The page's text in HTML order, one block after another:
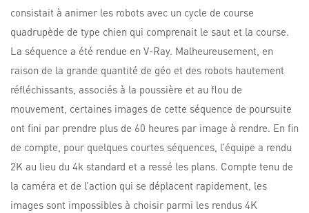
consistait à animer les robots avec un cycle de course
quadrupède de type chien qui comprenait le saut et la course.
La séquence a été rendue en V-Ray. Malheureusement, en
raison de la grande quantité de géo et des robots hautement
réfléchissants, associés à la poussière et au flou de
mouvement, certaines images de cette séquence de poursuite
ont fini par prendre plus de 60 heures par image à rendre. En fin
de compte, pour quelques courtes séquences, l’équipe a rendu
2K au lieu du 4k standard et a ressé les plans. Compte tenu de
la caméra et de l’action qui se déplacent rapidement, les
images sont impossibles à choisir parmi les rendus 4K